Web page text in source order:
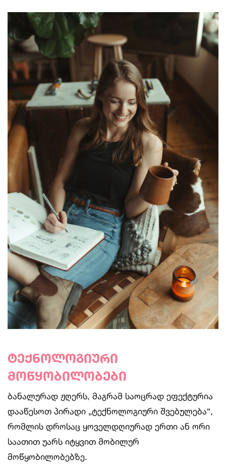
ტექნოლოგიური
მოწყობილობები
ბანალურად ჟღერს, მაგრამ საოცრად ეფექტურია
დააწესოთ პირადი „ტექნოლოგიური შვებულება“,
რომლის დროსაც ყოველდღიურად ერთი ან ორი
საათით უარს იტყვით მობილურ
მოწყობილობებზე.